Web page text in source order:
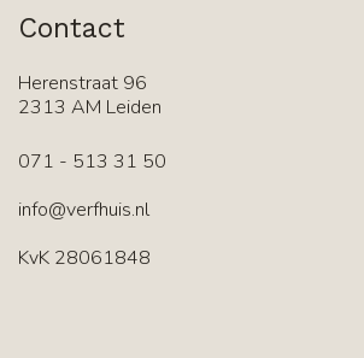
Contact
Herenstraat 96
2313 AM Leiden
071 - 513 31 50
info@verfhuis.nl
KvK 28061848